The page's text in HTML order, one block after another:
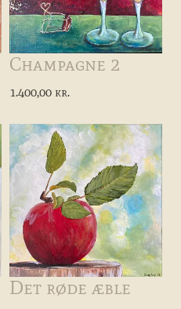
Champagne 2
1.400,00 kr.
Det røde æble